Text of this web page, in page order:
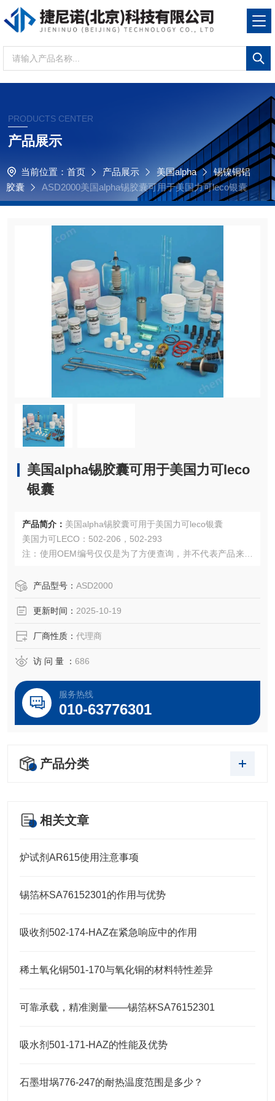
PRODUCTS CENTER
产品展示
当前位置： 首页 产品展示 美国alpha
锡镍铜铝
胶囊
ASD2000美国alpha锡胶囊可用于美国力可leco银囊
美国alpha锡胶囊可用于美国力可leco
银囊
产品简介： 美国alpha锡胶囊可用于美国力可leco银囊
美国力可LECO：502-206，502-293
注：使用OEM编号仅仅是为了方便查询，并不代表产品来自
于所对应仪器。
产品型号： ASD2000
更新时间： 2025-10-19
厂商性质： 代理商
访 问 量 ： 686
服务热线
010-63776301
产品分类
相关文章
炉试剂AR615使用注意事项
锡箔杯SA76152301的作用与优势
吸收剂502-174-HAZ在紧急响应中的作用
稀土氧化铜501-170与氧化铜的材料特性差异
可靠承载，精准测量——锡箔杯SA76152301
吸水剂501-171-HAZ的性能及优势
石墨坩埚776-247的耐热温度范围是多少？